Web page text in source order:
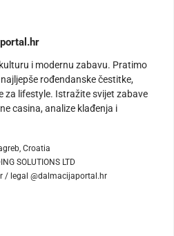
i modernu zabavu. Pratimo
rođendanske čestitke,
za lifestyle. Istražite svijet zabave
casina, analize klađenja i
Croatia
SOLUTIONS LTD
/ legal @dalmacijaportal.hr